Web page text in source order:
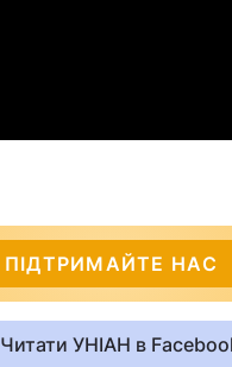
ПІДТРИМАЙТЕ НАС
Читати УНІАН в